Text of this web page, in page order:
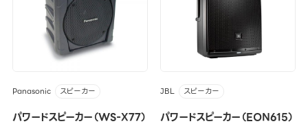
Panasonic スピーカー
パワードスピーカー（WS-X77）
JBL スピーカー
パワードスピーカー（EON615）